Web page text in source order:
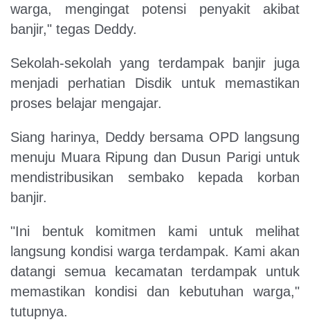
warga, mengingat potensi penyakit akibat
banjir," tegas Deddy.
Sekolah-sekolah yang terdampak banjir juga
menjadi perhatian Disdik untuk memastikan
proses belajar mengajar.
Siang harinya, Deddy bersama OPD langsung
menuju Muara Ripung dan Dusun Parigi untuk
mendistribusikan sembako kepada korban
banjir.
"Ini bentuk komitmen kami untuk melihat
langsung kondisi warga terdampak. Kami akan
datangi semua kecamatan terdampak untuk
memastikan kondisi dan kebutuhan warga,"
tutupnya.